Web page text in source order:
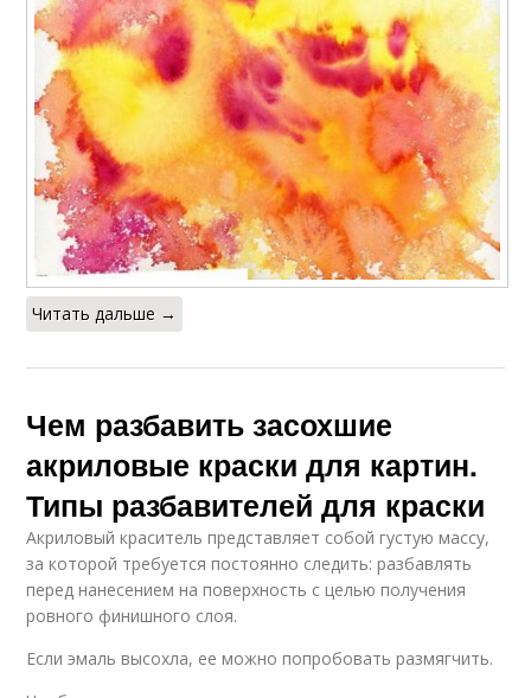
Читать дальше →
Чем разбавить засохшие
акриловые краски для картин.
Типы разбавителей для краски
Акриловый краситель представляет собой густую массу,
за которой требуется постоянно следить: разбавлять
перед нанесением на поверхность с целью получения
ровного финишного слоя.
Если эмаль высохла, ее можно попробовать размягчить.